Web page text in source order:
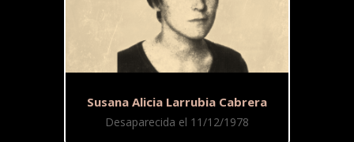
Susana Alicia Larrubia Cabrera
Desaparecida el 11/12/1978